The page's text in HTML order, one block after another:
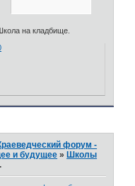
на кладбище.
форум -
и будущее » Школы